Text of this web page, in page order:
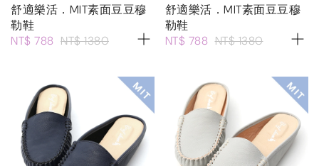
舒適樂活．MIT素面豆豆穆
勒鞋
NT$ 788 NT$ 1380
舒適樂活．MIT素面豆豆穆
勒鞋
NT$ 788 NT$ 1380